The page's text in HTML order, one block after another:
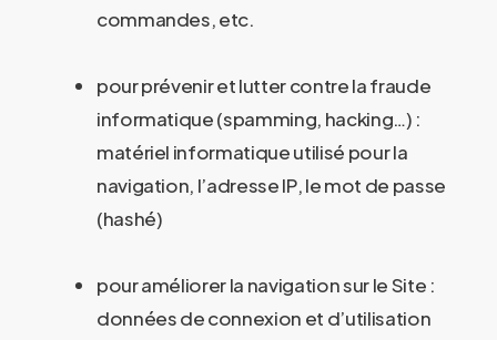
commandes, etc.
pour prévenir et lutter contre la fraude
informatique (spamming, hacking…) :
matériel informatique utilisé pour la
navigation, l’adresse IP, le mot de passe
(hashé)
pour améliorer la navigation sur le Site :
données de connexion et d’utilisation